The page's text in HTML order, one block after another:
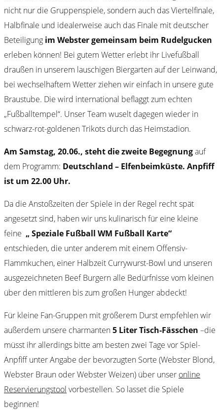
nicht nur die Gruppenspiele, sondern auch das Viertelfinale,
Halbfinale und idealerweise auch das Finale mit deutscher
Beteiligung im Webster gemeinsam beim Rudelgucken
erleben können! Bei gutem Wetter erlebt ihr Livefußball
draußen in unserem lauschigen Biergarten auf der Leinwand,
bei wechselhaftem Wetter ziehen wir einfach in unsere gute
Braustube. Die wird international beflaggt zum echten
„Fußballtempel“. Unser Team wuselt dagegen wieder in
schwarz-rot-goldenen Trikots durch das Heimstadion.
Am Samstag, 20.06., steht die zweite Begegnungauf
dem Programm: Deutschland – Elfenbeimküste. Anpfiff
ist um 22.00 Uhr.
Da die Anstoßzeiten der Spiele in der Regel recht spät
angesetzt sind, haben wir uns kulinarisch für eine kleine
feine „ Speziale Fußball WM Fußball Karte“
entschieden, die unter anderem mit einem Offensiv-
Flammkuchen, einer Halbzeit Currywurst-Bowl und unseren
ausgezeichneten Beef Burgern alle Bedürfnisse vom kleinen
über den mittleren bis zum großen Hunger abdeckt!
Für kleine Fan-Gruppen mit größerem Durst empfehlen wir
außerdem unsere charmanten5 Liter Tisch-Fässchen –die
müsst ihr allerdings bitte am besten zwei Tage vor Spiel-
Anpfiff unter Angabe der bevorzugten Sorte (Webster Blond,
Webster Braun oder Webster Weizen) über unser online
Reservierungstool vorbestellen. So lasset die Spiele
beginnen!